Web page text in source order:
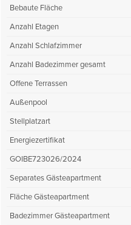
Bebaute Fläche
Anzahl Etagen
Anzahl Schlafzimmer
Anzahl Badezimmer gesamt
Offene Terrassen
Außenpool
Stellplatzart
Energiezertifikat
GOIBE723026/2024
Separates Gästeapartment
Fläche Gästeapartment
Badezimmer Gästeapartment